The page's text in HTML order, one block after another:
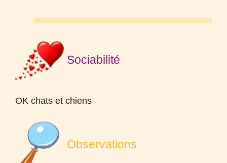
Sociabilité
OK chats et chiens
Observations